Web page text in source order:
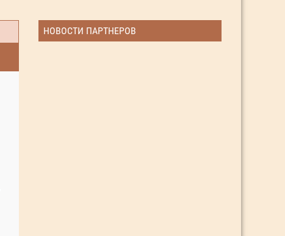
НОВОСТИ ПАРТНЕРОВ